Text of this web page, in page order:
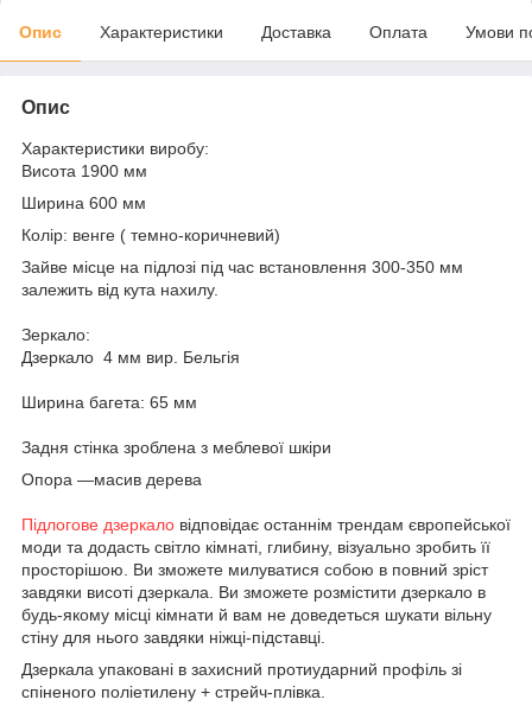
Опис Характеристики Доставка Оплата Умови
Опис
Характеристики виробу:
Висота 1900 мм
Ширина 600 мм
Колір: венге ( темно-коричневий)
Зайве місце на підлозі під час встановлення 300-350 мм
залежить від кута нахилу.
Зеркало:
Дзеркало 4 мм вир. Бельгія
Ширина багета: 65 мм
Задня стінка зроблена з меблевої шкіри
Опора —масив дерева
Підлогове дзеркало відповідає останнім трендам європейської
моди та додасть світло кімнаті, глибину, візуально зробить її
просторішою. Ви зможете милуватися собою в повний зріст
завдяки висоті дзеркала. Ви зможете розмістити дзеркало в
будь-якому місці кімнати й вам не доведеться шукати вільну
стіну для нього завдяки ніжці-підставці.
Дзеркала упаковані в захисний протиударний профіль зі
спіненого поліетилену + стрейч-плівка.